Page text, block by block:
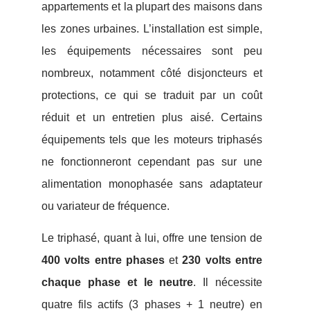
appartements et la plupart des maisons dans
les zones urbaines. L’installation est simple,
les équipements nécessaires sont peu
nombreux, notamment côté disjoncteurs et
protections, ce qui se traduit par un coût
réduit et un entretien plus aisé. Certains
équipements tels que les moteurs triphasés
ne fonctionneront cependant pas sur une
alimentation monophasée sans adaptateur
ou variateur de fréquence.
Le triphasé, quant à lui, offre une tension de
400 volts entre phaseset230 volts entre
chaque phase et le neutre. Il nécessite
quatre fils actifs (3 phases + 1 neutre) en